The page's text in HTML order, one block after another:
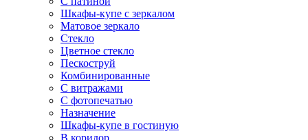
Шкафы-купе с зеркалом
Матовое зеркало
Стекло
Цветное стекло
Пескоструй
Комбинированные
С витражами
С фотопечатью
Назначение
Шкафы-купе в гостиную
В коридор